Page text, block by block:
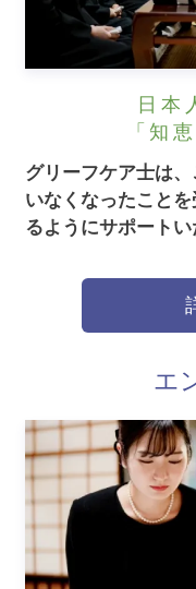
日本
「知
グリーフケア士は
いなくなったこと
るようにサポートい
エ